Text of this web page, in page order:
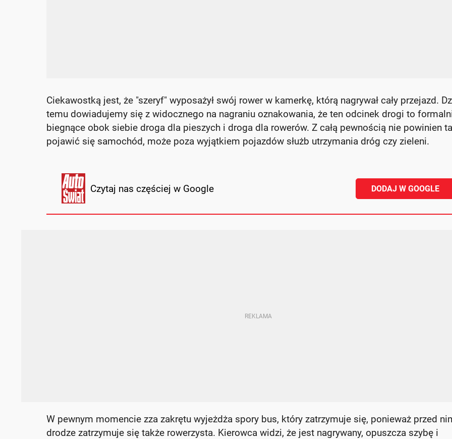
Ciekawostką jest, że "szeryf" wyposażył swój rower w kamerkę, którą nagrywał cały przejazd.
temu dowiadujemy się z widocznego na nagraniu oznakowania, że ten odcinek drogi to
biegnące obok siebie droga dla pieszych i droga dla rowerów. Z całą pewnością nie powinien
pojawić się samochód, może poza wyjątkiem pojazdów służb utrzymania dróg czy zieleni.
Czytaj nas częściej w Google DODAJ W GOOGLE
W pewnym momencie zza zakrętu wyjeżdża spory bus, który zatrzymuje się, ponieważ przed
drodze zatrzymuje się także rowerzysta. Kierowca widzi, że jest nagrywany, opuszcza szybę i